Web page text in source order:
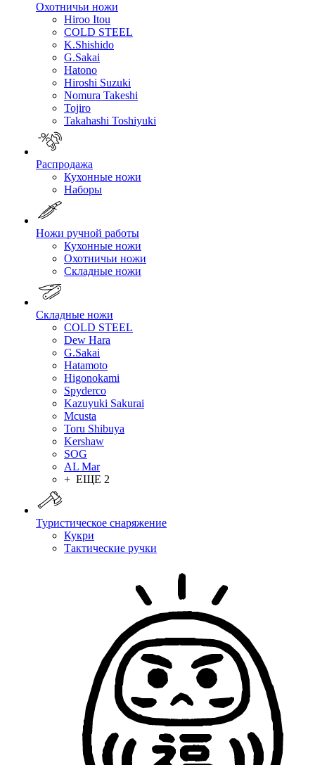
Охотничьи ножи
Hiroo Itou
COLD STEEL
K.Shishido
G.Sakai
Hatono
Hiroshi Suzuki
Nomura Takeshi
Tojiro
Takahashi Toshiyuki
Распродажа
Кухонные ножи
Наборы
Ножи ручной работы
Кухонные ножи
Охотничьи ножи
Складные ножи
Складные ножи
COLD STEEL
Dew Hara
G.Sakai
Hatamoto
Higonokami
Spyderco
Kazuyuki Sakurai
Mcusta
Toru Shibuya
Kershaw
SOG
AL Mar
+ ЕЩЕ 2
Туристическое снаряжение
Кукри
Тактические ручки